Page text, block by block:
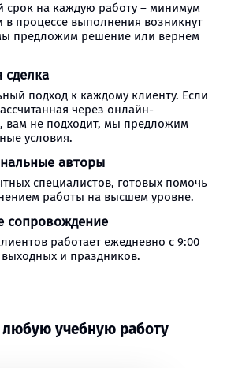
срок на каждую работу – минимум
в процессе выполнения возникнут
предложим решение или вернем
сделка
подход к каждому клиенту. Если
через онлайн-
вам не подходит, мы предложим
условия.
авторы
специалистов, готовых помочь
работы на высшем уровне.
сопровождение
работает ежедневно с 9:00
выходных и праздников.
учебную работу